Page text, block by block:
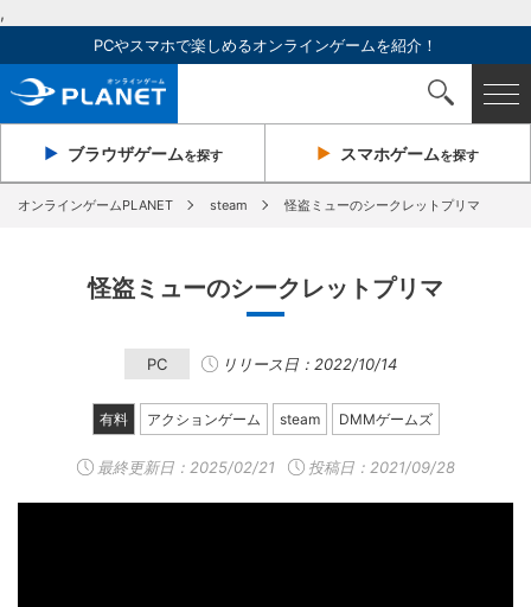
,
PCやスマホで楽しめるオンラインゲームを紹介！
ブラウザゲームを探す スマホゲームを探す
オンラインゲームPLANET steam 怪盗ミューのシークレットプリマ
怪盗ミューのシークレットプリマ
PC リリース日：2022/10/14
有料 アクションゲーム steam DMMゲームズ
最終更新日： 2025/02/21 投稿日：2021/09/28